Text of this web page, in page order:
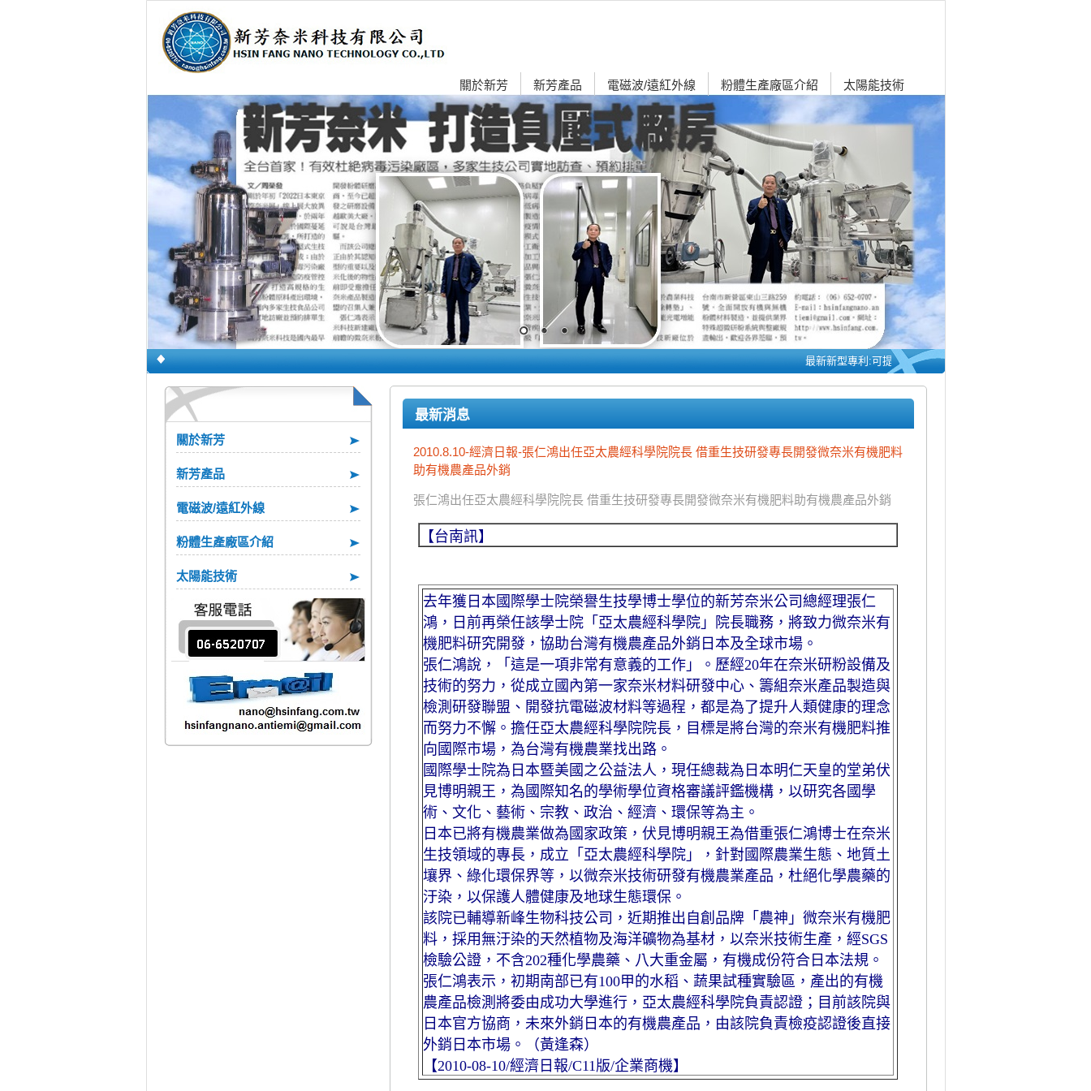
關於新芳 新芳產品 電磁波/遠紅外線 粉體生產廠區介紹 太陽能技術
最新新型專利:可提升電能轉換率之太陽能板 / 新芳公司沒有任
關於新芳
新芳產品
電磁波/遠紅外線
粉體生產廠區介紹
太陽能技術
最新消息
2010.8.10-經濟日報-張仁鴻出任亞太農經科學院院長 借重生技研發專長開發微奈米有機肥料
助有機農產品外銷
張仁鴻出任亞太農經科學院院長 借重生技研發專長開發微奈米有機肥料助有機農產品外銷
【台南訊】
去年獲日本國際學士院榮譽生技學博士學位的新芳奈米公司總經理張仁
鴻，日前再榮任該學士院「亞太農經科學院」院長職務，將致力微奈米有
機肥料研究開發，協助台灣有機農產品外銷日本及全球市場。
張仁鴻說，「這是一項非常有意義的工作」。歷經20年在奈米研粉設備及
技術的努力，從成立國內第一家奈米材料研發中心、籌組奈米產品製造與
檢測研發聯盟、開發抗電磁波材料等過程，都是為了提升人類健康的理念
而努力不懈。擔任亞太農經科學院院長，目標是將台灣的奈米有機肥料推
向國際市場，為台灣有機農業找出路。
國際學士院為日本暨美國之公益法人，現任總裁為日本明仁天皇的堂弟伏
見博明親王，為國際知名的學術學位資格審議評鑑機構，以研究各國學
術、文化、藝術、宗教、政治、經濟、環保等為主。
日本已將有機農業做為國家政策，伏見博明親王為借重張仁鴻博士在奈米
生技領域的專長，成立「亞太農經科學院」，針對國際農業生態、地質土
壤界、綠化環保界等，以微奈米技術研發有機農業產品，杜絕化學農藥的
汙染，以保護人體健康及地球生態環保。
該院已輔導新峰生物科技公司，近期推出自創品牌「農神」微奈米有機肥
料，採用無汙染的天然植物及海洋礦物為基材，以奈米技術生產，經SGS
檢驗公證，不含202種化學農藥、八大重金屬，有機成份符合日本法規。
張仁鴻表示，初期南部已有100甲的水稻、蔬果試種實驗區，產出的有機
農產品檢測將委由成功大學進行，亞太農經科學院負責認證；目前該院與
日本官方協商，未來外銷日本的有機農產品，由該院負責檢疫認證後直接
外銷日本市場。（黃逢森）
【2010-08-10/經濟日報/C11版/企業商機】